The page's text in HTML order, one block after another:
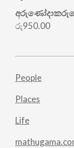
රු950.00
People
Places
Life